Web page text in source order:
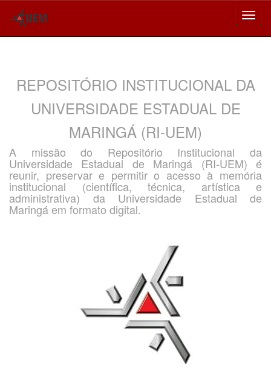
REPOSITÓRIO INSTITUCIONAL DA
UNIVERSIDADE ESTADUAL DE
MARINGÁ (RI-UEM)
A missão do Repositório Institucional da
Universidade Estadual de Maringá (RI-UEM) é
reunir, preservar e permitir o acesso à memória
institucional (científica, técnica, artística e
administrativa) da Universidade Estadual de
Maringá em formato digital.